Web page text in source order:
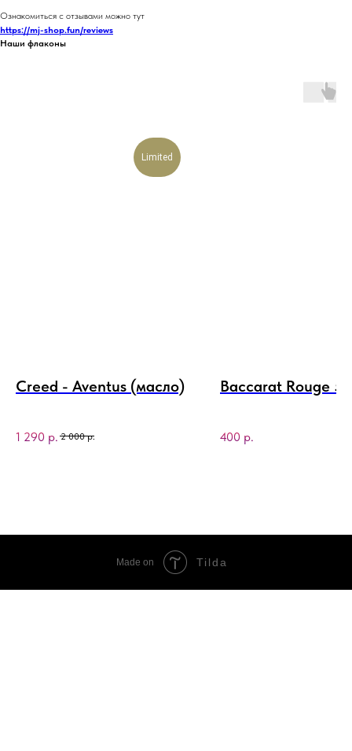
Ознакомиться с отзывами можно тут
https://mj-shop.fun/reviews
Наши флаконы
Limited
Creed - Aventus (масло)
1 290 р. 2 000 р.
Baccarat Rouge
400 р.
Made on Tilda